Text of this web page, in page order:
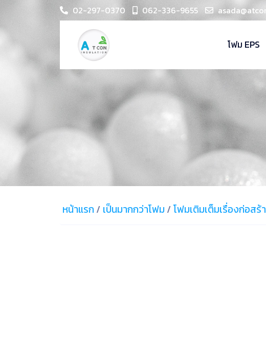
02-297-0370 062-336-9655
โฟม EPS
หน้าแรก / เป็นมากกว่าโฟม /โฟมเติมเต็มเรื่องก่อสร้